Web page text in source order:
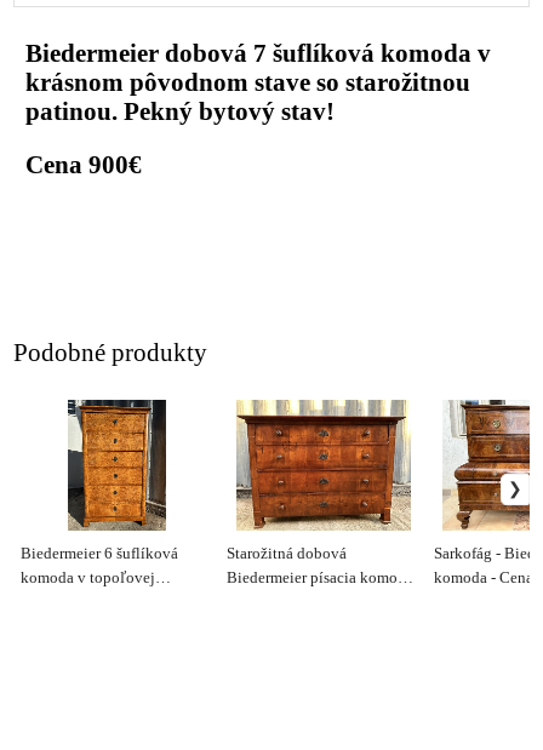
Biedermeier dobová 7 šuflíková komoda v
krásnom pôvodnom stave so starožitnou
patinou. Pekný bytový stav!
Cena 900€
Podobné produkty
Biedermeier 6 šuflíková
komoda v topoľovej
Starožitná dobová
Biedermeier písacia komoda
Sarkofág -
komoda - Cena